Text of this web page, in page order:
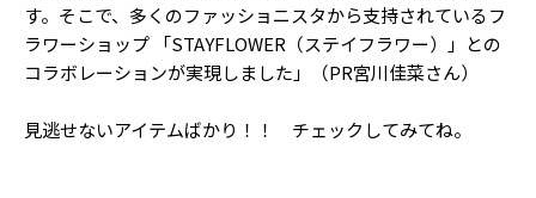
す。そこで、多くのファッショニスタから支持されているフ
ラワーショップ 「STAYFLOWER（ステイフラワー）」との
コラボレーションが実現しました」（PR宮川佳菜さん）
見逃せないアイテムばかり！！ チェックしてみてね。